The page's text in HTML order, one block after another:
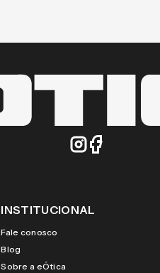
INSTITUCIONAL
Fale conosco
Blog
Sobre a eÓtica